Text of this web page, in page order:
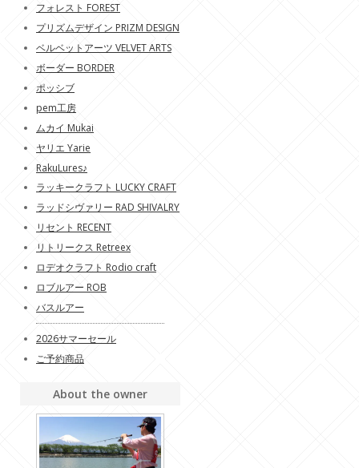
フォレスト FOREST
プリズムデザイン PRIZM DESIGN
ベルベットアーツ VELVET ARTS
ボーダー BORDER
ポッシブ
pem工房
ムカイ Mukai
ヤリエ Yarie
RakuLures♪
ラッキークラフト LUCKY CRAFT
ラッドシヴァリー RAD SHIVALRY
リセント RECENT
リトリークス Retreex
ロデオクラフト Rodio craft
ロブルアー ROB
バスルアー
2026サマーセール
ご予約商品
About the owner